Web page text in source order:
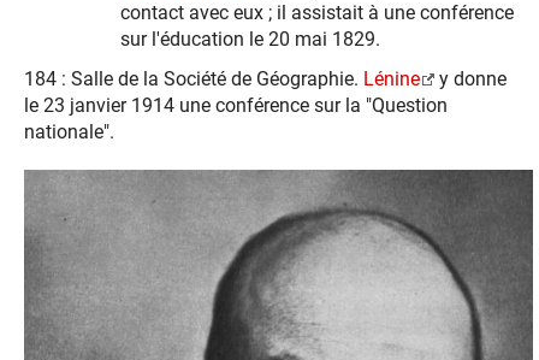
contact avec eux ; il assistait à une conférence
sur l'éducation le 20 mai 1829.
184 : Salle de la Société de Géographie. Lénine
y donne
le 23 janvier 1914 une conférence sur la "Question
nationale".